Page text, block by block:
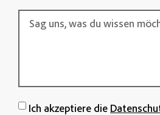
Ich akzeptiere die